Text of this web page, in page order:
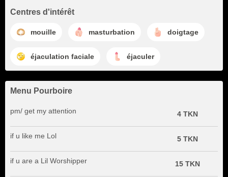
Centres d'intérêt
mouille masturbation doigtage
éjaculation faciale éjaculer
Menu Pourboire
pm/ get my attention 4 TKN
if u like me Lol 5 TKN
if u are a Lil Worshipper 15 TKN